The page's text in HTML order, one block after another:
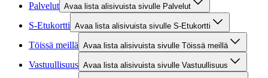
Palvelut Avaa lista alisivuista sivulle Palvelut
S-Etukortti Avaa lista alisivuista sivulle S-Etukortti
Töissä meillä Avaa lista alisivuista sivulle Töissä meillä
Vastuullisuus Avaa lista alisivuista sivulle Vastuullisuus